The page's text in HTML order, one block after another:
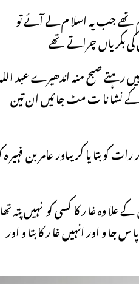
تھے جب یہ اسلا م لے آئے تو
بکر یاں چراتے تھے
رہتے صبح منہ اندھیرے عبد
نشا نا ت مٹ جا ئیں ان تین
بتا یا کر یںاور عامر بن فہیر ہ
وہ غا ر کا کسی کو نہیں پتہ تھا
اور انہیں غا ر کا بتا و اور